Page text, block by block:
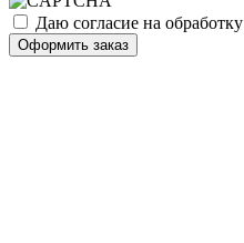
Даю согласие на обработку
Оформить заказ